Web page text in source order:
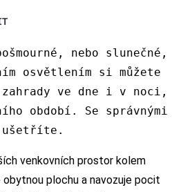
nebo slunečné,
osvětlením si můžete
ve dne i v noci,
období. Se správnými
venkovních prostor kolem
plochu a navozuje pocit